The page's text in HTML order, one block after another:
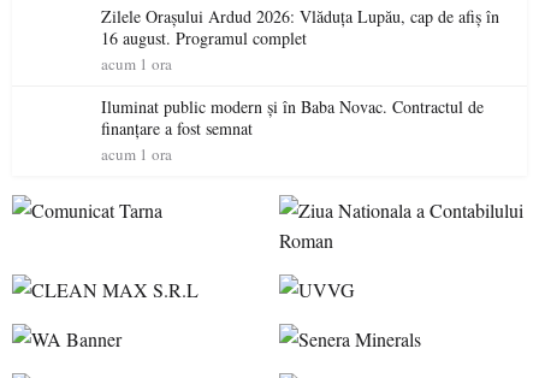
Zilele Orașului Ardud 2026: Vlăduța Lupău, cap de afiș în
16 august. Programul complet
acum 1 ora
Iluminat public modern și în Baba Novac. Contractul de
finanțare a fost semnat
acum 1 ora